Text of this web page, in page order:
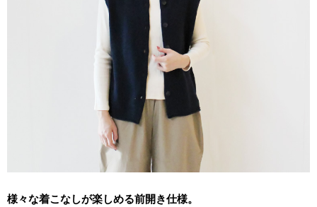
様々な着こなしが楽しめる前開き仕様。